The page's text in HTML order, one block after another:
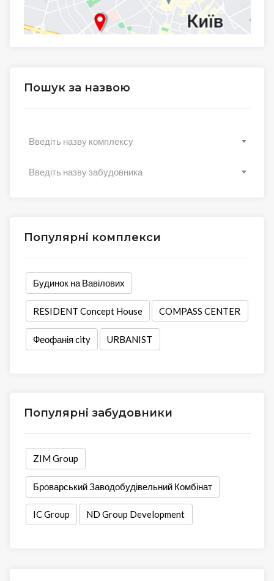
Пошук за назвою
Введіть назву комплексу
Введіть назву забудовника
Популярні комплекси
Будинок на Вавілових
RESIDENT Concept House COMPASS CENTER
Феофанія city URBANIST
Популярні забудовники
ZIM Group
Броварський Заводобудівельний Комбінат
IC Group ND Group Development